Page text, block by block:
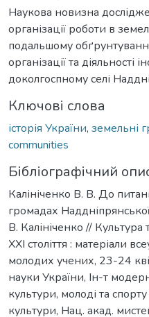
Наукова новизна
організації роботи в
подальшому
організації та діяльності
доколгоспному селі
Ключові слова
історія України, земельні
communities
Бібліографічний
Калініченко В. В. До
громадах
В. Калініченко // Культура
ХХІ століття : матеріали
молодих учених, 23-24
науки України, Ін-т
культури, молоді та
культури, Нац. акад.